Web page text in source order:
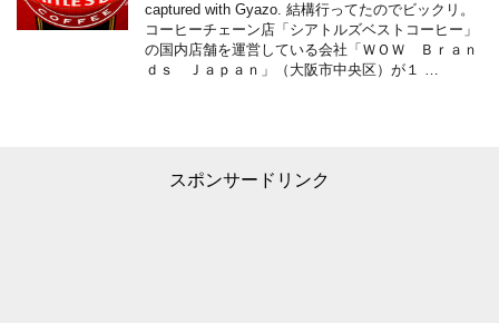
captured with Gyazo. 結構行ってたのでビックリ。
コーヒーチェーン店「シアトルズベストコーヒー」
の国内店舗を運営している会社「ＷＯＷ Ｂｒａｎ
ｄｓ Ｊａｐａｎ」（大阪市中央区）が１ …
スポンサードリンク